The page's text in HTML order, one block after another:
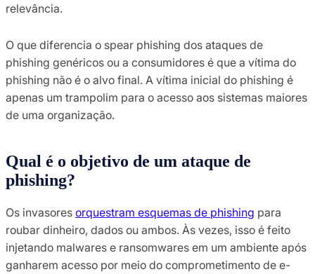
relevância.
O que diferencia o spear phishing dos ataques de
phishing genéricos ou a consumidores é que a vítima do
phishing não é o alvo final. A vítima inicial do phishing é
apenas um trampolim para o acesso aos sistemas maiores
de uma organização.
Qual é o objetivo de um ataque de
phishing?
Os invasores orquestram esquemas de phishing para
roubar dinheiro, dados ou ambos. Às vezes, isso é feito
injetando malwares e ransomwares em um ambiente após
ganharem acesso por meio do comprometimento de e-